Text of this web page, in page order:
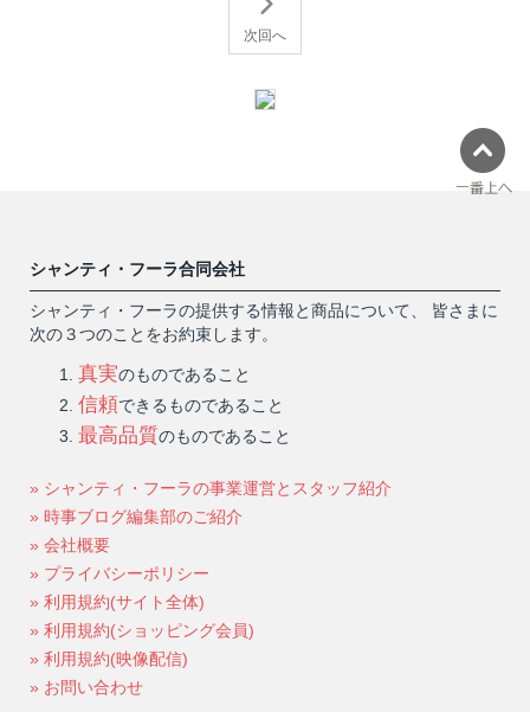
次回へ
シャンティ・フーラ合同会社
シャンティ・フーラの提供する情報と商品について、 皆さまに
次の３つのことをお約束します。
真実のものであること
信頼できるものであること
最高品質のものであること
» シャンティ・フーラの事業運営とスタッフ紹介
» 時事ブログ編集部のご紹介
» 会社概要
» プライバシーポリシー
» 利用規約(サイト全体)
» 利用規約(ショッピング会員)
» 利用規約(映像配信)
» お問い合わせ